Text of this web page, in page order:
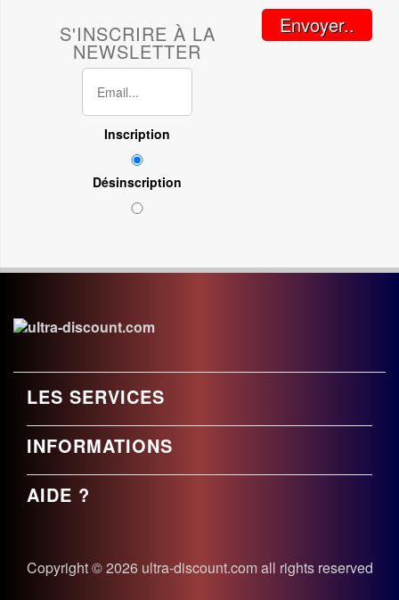
S'INSCRIRE À LA
NEWSLETTER
Inscription
Désinscription
Envoyer..
LES SERVICES
INFORMATIONS
AIDE ?
Copyright © 2026 ultra-discount.com all rights reserved